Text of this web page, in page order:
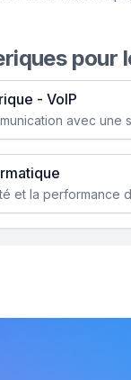
pour
- VoIP